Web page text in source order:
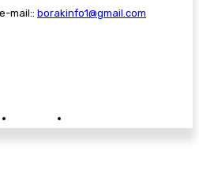
mail:: borakinfo1@gmail.com